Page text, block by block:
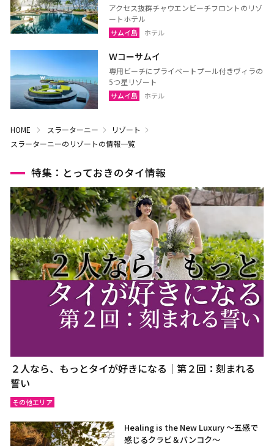
アクセス抜群チャウエンビーチフロントのリゾ
ートホテル
サムイ島 ホテル
Ｗコーサムイ
専用ビーチにプライベートプール付きヴィラの
5つ星リゾート
サムイ島 ホテル
HOME スラーターニー
リゾート
スラーターニーのリゾートの情報一覧
特集：とっておきのタイ情報
２人なら、もっとタイが好きになる｜第２回：刻まれる
誓い
その他エリア
Healing is the New Luxury ～五感で
感じるクラビ＆バンコク～